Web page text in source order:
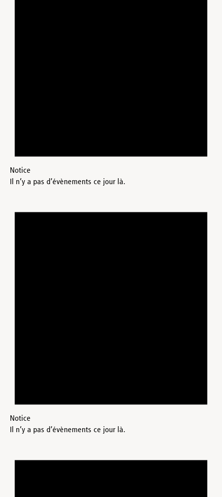
Notice
Il n’y a pas d’évènements ce jour là.
Notice
Il n’y a pas d’évènements ce jour là.